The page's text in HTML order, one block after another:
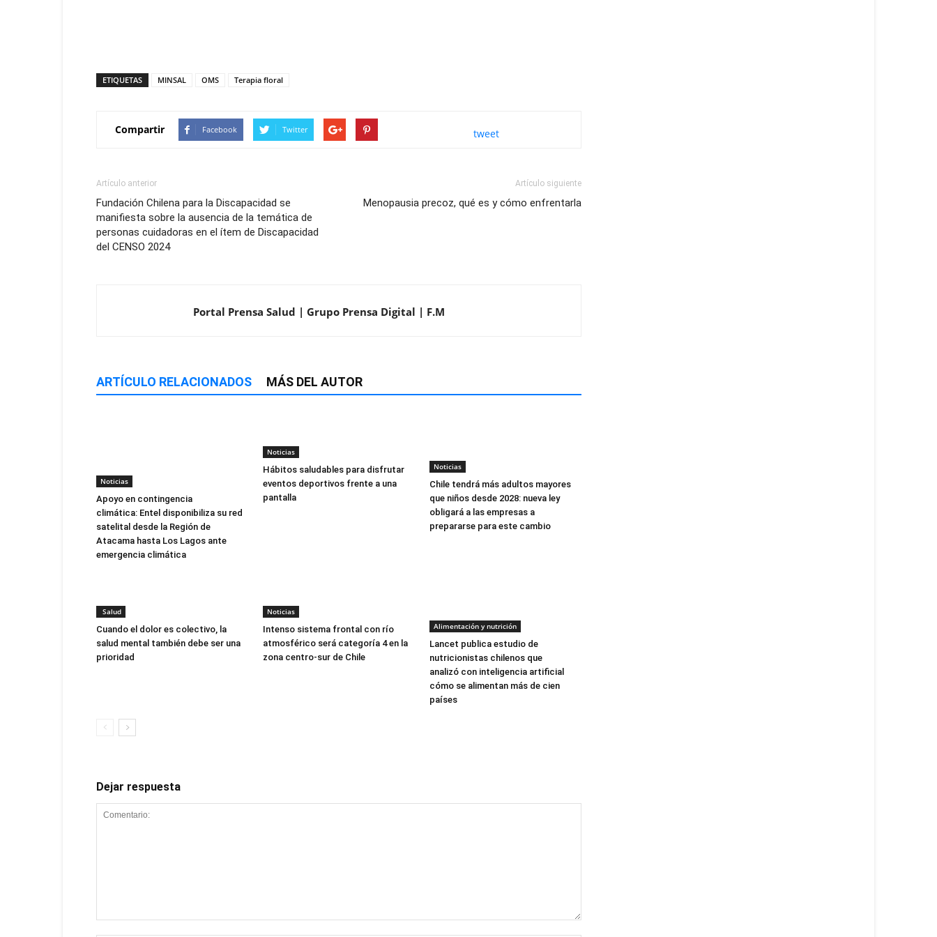
ETIQUETAS MINSAL OMS Terapia floral
Compartir Facebook Twitter tweet
Artículo anterior
Fundación Chilena para la Discapacidad se
maniﬁesta sobre la ausencia de la temática de
personas cuidadoras en el ítem de Discapacidad
del CENSO 2024
Artículo siguiente
Menopausia precoz, qué es y cómo enfrentarla
Portal Prensa Salud | Grupo Prensa Digital | F.M
ARTÍCULO RELACIONADOS MÁS DEL AUTOR
Noticias
Apoyo en contingencia
climática: Entel disponibiliza su red
satelital desde la Región de
Atacama hasta Los Lagos ante
emergencia climática
Noticias
Hábitos saludables para disfrutar
eventos deportivos frente a una
pantalla
Noticias
Chile tendrá más adultos mayores
que niños desde 2028: nueva ley
obligará a las empresas a
prepararse para este cambio
Salud
Cuando el dolor es colectivo, la
salud mental también debe ser una
prioridad
Noticias
Intenso sistema frontal con río
atmosférico será categoría 4 en la
zona centro-sur de Chile
Alimentación y nutrición
Lancet publica estudio de
nutricionistas chilenos que
analizó con inteligencia artificial
cómo se alimentan más de cien
países
Dejar respuesta